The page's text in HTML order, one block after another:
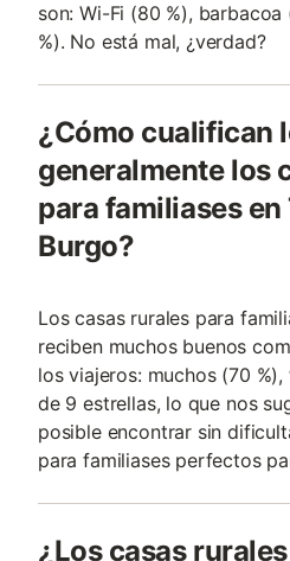
son: Wi-Fi (80 %),
%). No está mal, ¿verdad?
¿Cómo cualifican
generalmente los
para familiases
Burgo?
Los casas rurales para
reciben muchos buenos
los viajeros: muchos (70
de 9 estrellas, lo que nos
posible encontrar sin
para familiases perfectos
¿Los casas